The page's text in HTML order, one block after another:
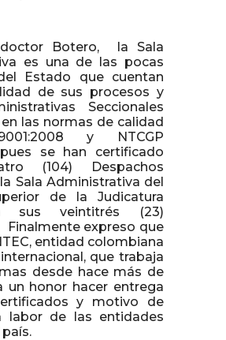
Botero, la Sala
es una de las pocas
Estado que cuentan
de sus procesos y
Seccionales
las normas de calidad
y NTCGP
pues se han certificado
(104) Despachos
Sala Administrativa del
de la Judicatura
sus veintitrés (23)
Finalmente expreso que
entidad colombiana
que trabaja
desde hace más de
un honor hacer entrega
y motivo de
labor de las entidades